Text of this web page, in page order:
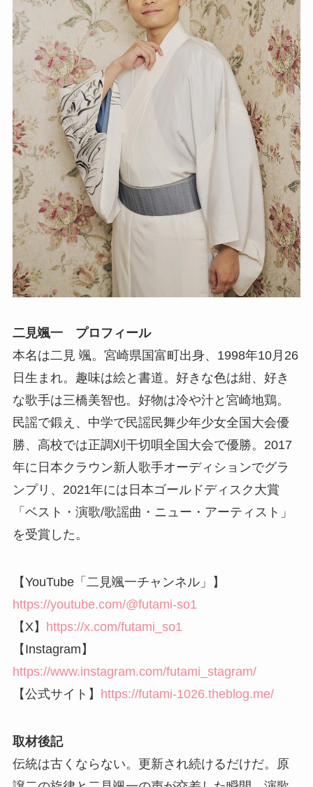
二見颯一 プロフィール
本名は二見 颯。宮崎県国富町出身、1998年10月26
日生まれ。趣味は絵と書道。好きな色は紺、好き
な歌手は三橋美智也。好物は冷や汁と宮崎地鶏。
民謡で鍛え、中学で民謡民舞少年少女全国大会優
勝、高校では正調刈干切唄全国大会で優勝。2017
年に日本クラウン新人歌手オーディションでグラ
ンプリ、2021年には日本ゴールドディスク大賞
「ベスト・演歌/歌謡曲・ニュー・アーティスト」
を受賞した。
【YouTube「二見颯一チャンネル」】
https://youtube.com/@futami-so1
【X】
https://x.com/futami_so1
【Instagram】
https://www.instagram.com/futami_stagram/
【公式サイト】
https://futami-1026.theblog.me/
取材後記
伝統は古くならない。更新され続けるだけだ。原